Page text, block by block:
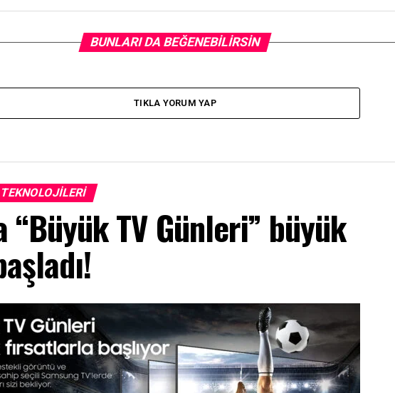
BUNLARI DA BEĞENEBILIRSIN
TIKLA YORUM YAP
“Büyük TV Günleri” büyük